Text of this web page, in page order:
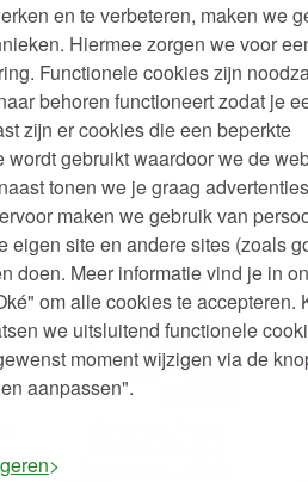
en te verbeteren, maken we
Hiermee zorgen we voor
Functionele cookies zijn
behoren functioneert zodat je
zijn er cookies die een beperkte
gebruikt waardoor we de
tonen we je graag
maken we gebruik van
eigen site en andere sites (zoals
doen. Meer informatie vind je in
om alle cookies te accepteren.
we uitsluitend functionele
moment wijzigen via de
aanpassen".